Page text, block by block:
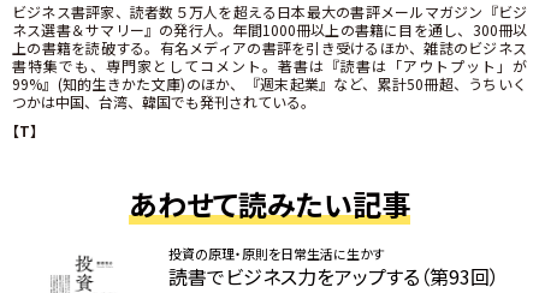
ビジネス書評家、読者数５万人を超える日本最大の書評メールマガジン『ビジ
ネス選書＆サマリー』の発行人。年間1000冊以上の書籍に目を通し、300冊以
上の書籍を読破する。有名メディアの書評を引き受けるほか、雑誌のビジネス
書特集でも、専門家としてコメント。著書は『読書は「アウトプット」が
99%』(知的生きかた文庫)のほか、『週末起業』など、累計50冊超、うちいく
つかは中国、台湾、韓国でも発刊されている。
【T】
あわせて読みたい記事
投資の原理・原則を日常生活に生かす
読書でビジネス力をアップする（第93回）